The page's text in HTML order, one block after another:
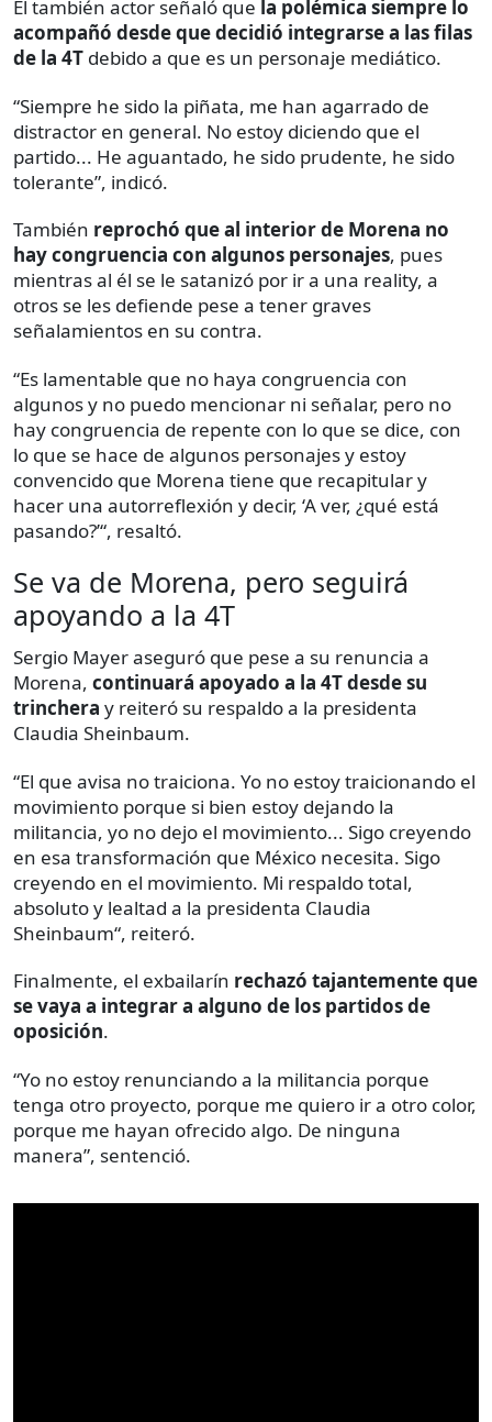
El también actor señaló que la polémica siempre lo
acompañó desde que decidió integrarse a las filas
de la 4T debido a que es un personaje mediático.
“Siempre he sido la piñata, me han agarrado de
distractor en general. No estoy diciendo que el
partido... He aguantado, he sido prudente, he sido
tolerante”, indicó.
También reprochó que al interior de Morena no
hay congruencia con algunos personajes, pues
mientras al él se le satanizó por ir a una reality, a
otros se les defiende pese a tener graves
señalamientos en su contra.
“Es lamentable que no haya congruencia con
algunos y no puedo mencionar ni señalar, pero no
hay congruencia de repente con lo que se dice, con
lo que se hace de algunos personajes y estoy
convencido que Morena tiene que recapitular y
hacer una autorreflexión y decir, ‘A ver, ¿qué está
pasando?’“, resaltó.
Se va de Morena, pero seguirá
apoyando a la 4T
Sergio Mayer aseguró que pese a su renuncia a
Morena, continuará apoyado a la 4T desde su
trinchera y reiteró su respaldo a la presidenta
Claudia Sheinbaum.
“El que avisa no traiciona. Yo no estoy traicionando el
movimiento porque si bien estoy dejando la
militancia, yo no dejo el movimiento... Sigo creyendo
en esa transformación que México necesita. Sigo
creyendo en el movimiento. Mi respaldo total,
absoluto y lealtad a la presidenta Claudia
Sheinbaum“, reiteró.
Finalmente, el exbailarín rechazó tajantemente que
se vaya a integrar a alguno de los partidos de
oposición.
“Yo no estoy renunciando a la militancia porque
tenga otro proyecto, porque me quiero ir a otro color,
porque me hayan ofrecido algo. De ninguna
manera”, sentenció.